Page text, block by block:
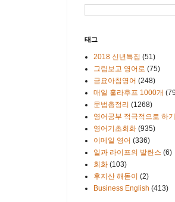
태그
2018 신년특집 (51)
그림보고 영어로 (75)
금요아침영어 (248)
매일 훌라후프 1000개
문법총정리 (1268)
영어공부 적극적으로 하기
영어기초회화 (935)
이메일 영어 (336)
일과 라이프의 발란스 (6)
회화 (103)
후지산 해돋이 (2)
Business English (413)